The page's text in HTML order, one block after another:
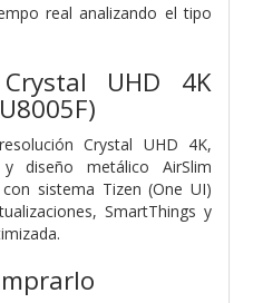
real analizando el tipo
UHD 4K
Crystal UHD 4K,
diseño metálico AirSlim
con sistema Tizen (One UI)
SmartThings y